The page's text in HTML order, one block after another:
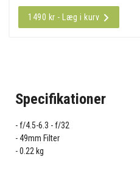
1490 kr - Læg i kurv
Specifikationer
f/4.5-6.3 - f/32
49mm Filter
0.22 kg